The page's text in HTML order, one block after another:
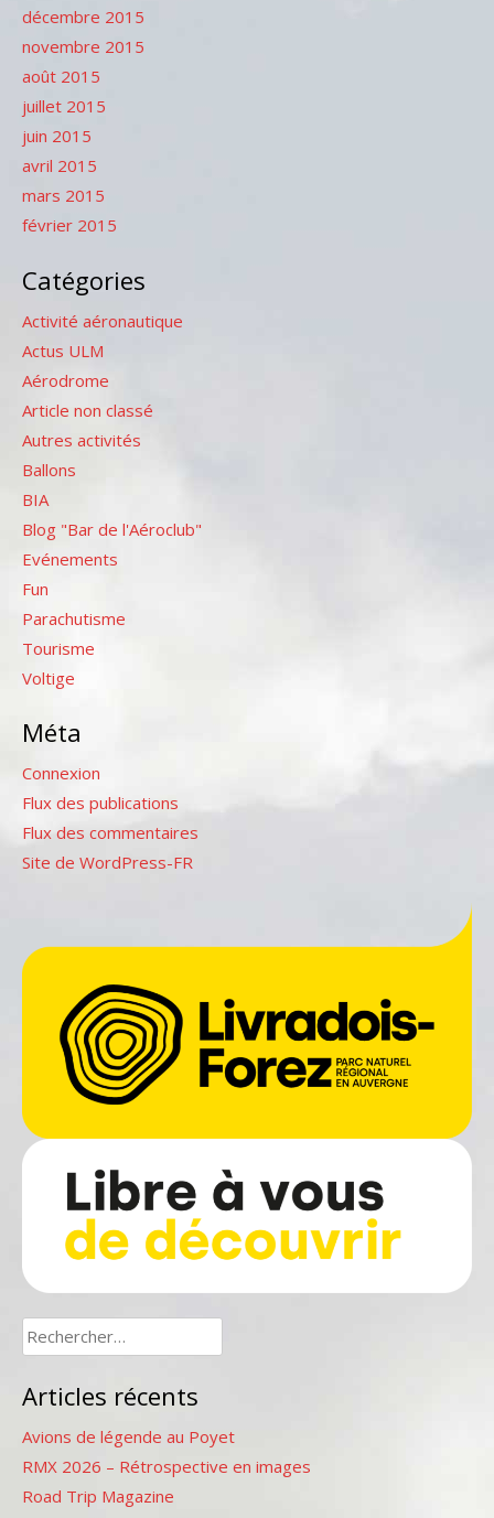
décembre 2015
novembre 2015
août 2015
juillet 2015
juin 2015
avril 2015
mars 2015
février 2015
Catégories
Activité aéronautique
Actus ULM
Aérodrome
Article non classé
Autres activités
Ballons
BIA
Blog "Bar de l'Aéroclub"
Evénements
Fun
Parachutisme
Tourisme
Voltige
Méta
Connexion
Flux des publications
Flux des commentaires
Site de WordPress-FR
Rechercher :
Articles récents
Avions de légende au Poyet
RMX 2026 – Rétrospective en images
Road Trip Magazine